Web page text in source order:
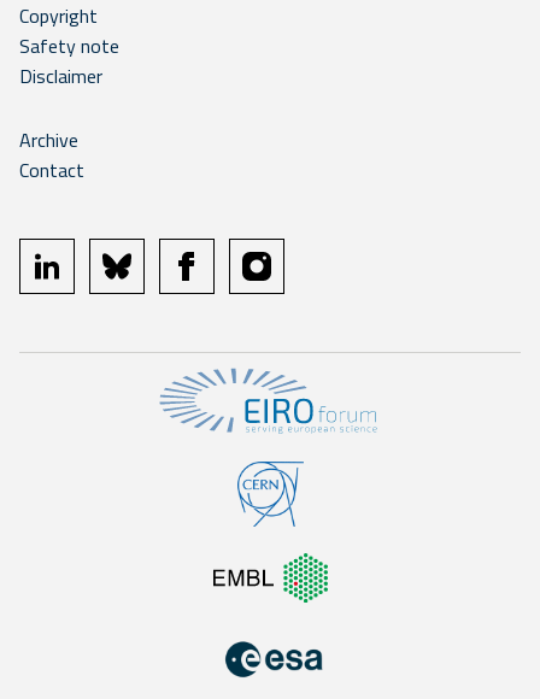
Copyright
Safety note
Disclaimer
Archive
Contact
linkedin bluesky facebookinstagram